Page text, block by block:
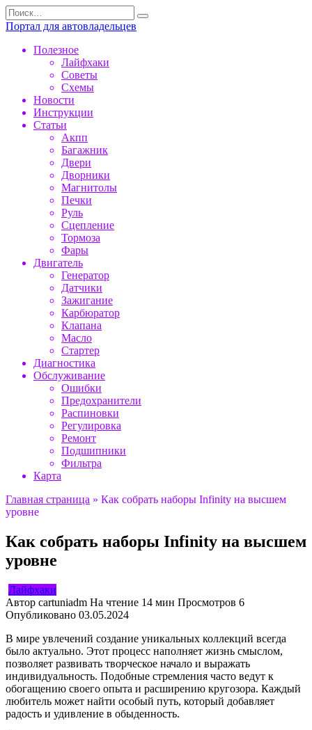
Перейти
к
содержанию
Search
for:
Портал для автовладельцев
Полезное
Лайфхаки
Советы
Схемы
Новости
Инструкции
Статьи
Акпп
Багажник
Двери
Дворники
Магнитолы
Печки
Руль
Сцепление
Тормоза
Фары
Двигатель
Генератор
Датчики
Зажигание
Карбюратор
Клапана
Масло
Стартер
Диагностика
Обслуживание
Ошибки
Предохранители
Распиновки
Регулировка
Ремонт
Подшипники
Фильтра
Карта
Главная страница » Как собрать наборы Infinity на высшем
уровне
Как собрать наборы Infinity на высшем
уровне
Лайфхаки
Автор cartuniadm На чтение 14 мин Просмотров 6
Опубликовано 03.05.2024
В мире увлечений создание уникальных коллекций всегда
было актуально. Этот процесс наполняет жизнь смыслом,
позволяет развивать творческое начало и выражать
индивидуальность. Подобные стремления часто ведут к
обогащению своего опыта и расширению кругозора. Каждый
любитель может найти особый путь, который добавляет
радость и удивление в обыденность.